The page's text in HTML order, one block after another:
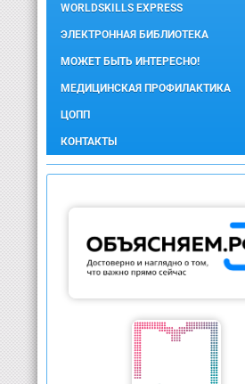
WORLDSKILLS EXPRESS
ЭЛЕКТРОННАЯ БИБЛИОТЕКА
МОЖЕТ БЫТЬ ИНТЕРЕСНО!
МЕДИЦИНСКАЯ ПРОФИЛАКТИКА
ЦОПП
КОНТАКТЫ